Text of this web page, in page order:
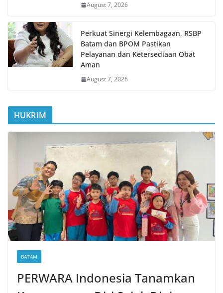
August 7, 2026
Perkuat Sinergi Kelembagaan, RSBP
Batam dan BPOM Pastikan
Pelayanan dan Ketersediaan Obat
Aman
August 7, 2026
HUKRIM
BATAM
PERWARA Indonesia Tanamkan